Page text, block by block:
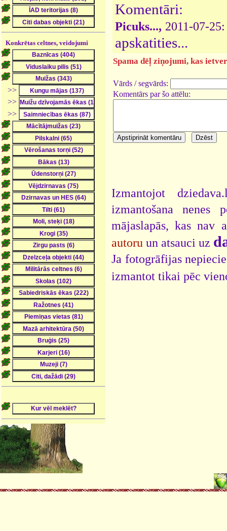
Konkrētas celtnes, veidojumi
>>
>>
>>
Komentāri:
Picuks..., 2011-07-
apskatities...
Spama dēļ ziņojumi, kas
Vārds / segvārds:
Komentārs par šo attēlu:
Izmantojot
izmantošana nenes
mājaslapās, kas
autoru un atsauci uz
Ja fotogrāfijas
izmantot tikai pēc